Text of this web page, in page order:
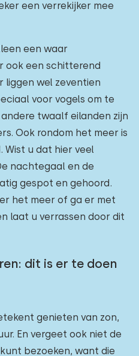
een verrekijker mee
een waar
ook een schitterend
liggen wel zeventien
voor vogels om te
twaalf eilanden zijn
Ook rondom het meer is
u dat hier veel
nachtegaal en de
gespot en gehoord.
het meer of ga er met
laat u verrassen door dit
dit is er te doen
genieten van zon,
En vergeet ook niet de
bezoeken, want die